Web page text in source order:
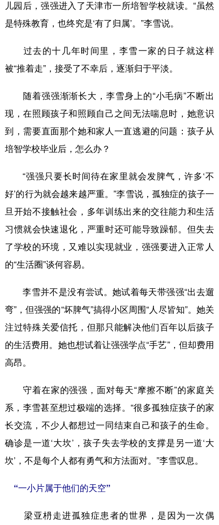
English Español Français عربى
Русский язык 日本語
Deutsch Português
儿园后，强强进入了天津市一所培智学校就读。“虽然
是特殊教育，也终究是‘有了归属’。”李雪说。
过去的十几年时间里，李雪一家的日子就这样
被“推着走”，接受了不幸后，逐渐归于平淡。
随着强强渐渐长大，李雪身上的“小毛病”不断出
现，在照顾孩子和照顾自己之间无法喘息时，她意识
到，需要直面那个她和家人一直逃避的问题：孩子从
培智学校毕业后，怎么办？
“强强只要长时间待在家里就会发脾气，许多‘不
好’的行为就会越来越严重。”李雪说，孤独症的孩子一
旦开始不接触社会，多年训练出来的交往能力和生活
习惯就会快速退化，严重时还可能导致躁郁。但失去
了学校的环境，又难以实现就业，强强要进入正常人
的“生活圈”谈何容易。
李雪并不是没有尝试。她试着每天带强强“出去遛
弯”，但强强的“坏脾气”搞得小区周围“人尽皆知”。她关
注过特殊关爱信托，但那只能解决他们百年以后孩子
的生活费用。她也想试着让强强学点“手艺”，但却费用
高昂。
守着在家的强强，面对每天“摩擦不断”的家庭关
系，李雪甚至想过极端的选择。“很多孤独症孩子的家
长交流，不少人都想过一同结束自己和孩子的生命。
确诊是一道‘大坎’，孩子失去学校的支撑是另一道‘大
坎’，不是每个人都有勇气和方法面对。”李雪叹息。
“一小片属于他们的天空”
梁亚枬走进孤独症患者的世界，是因为一次偶